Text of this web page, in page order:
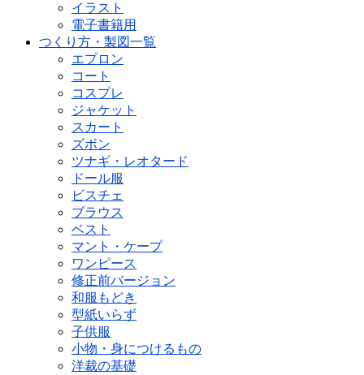
イラスト
電子書籍用
つくり方・製図一覧
エプロン
コート
コスプレ
ジャケット
スカート
ズボン
ツナギ・レオタード
ドール服
ビスチェ
ブラウス
ベスト
マント・ケープ
ワンピース
修正前バージョン
和服もどき
型紙いらず
子供服
小物・身につけるもの
洋裁の基礎